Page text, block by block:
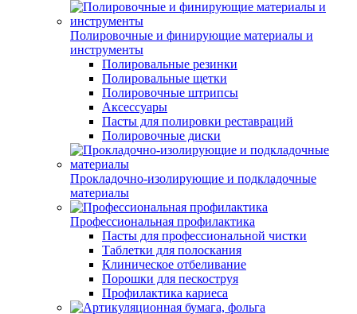
Полировочные и финирующие материалы и
инструменты
Полировальные резинки
Полировальные щетки
Полировочные штрипсы
Аксессуары
Пасты для полировки реставраций
Полировочные диски
Прокладочно-изолирующие и подкладочные
материалы
Профессиональная профилактика
Пасты для профессиональной чистки
Таблетки для полоскания
Клиническое отбеливание
Порошки для пескоструя
Профилактика кариеса